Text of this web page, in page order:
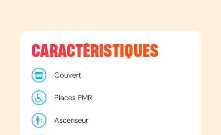
CARACTÉRISTIQUES
Couvert
Places PMR
Ascenseur